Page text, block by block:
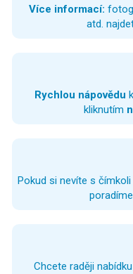
Více informací:
atd.
Rychlou nápovědu
kliknutím
Pokud si nevíte s
Chcete raději